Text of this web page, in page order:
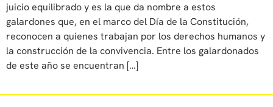
juicio equilibrado y es la que da nombre a estos
galardones que, en el marco del Día de la Constitución,
reconocen a quienes trabajan por los derechos humanos y
la construcción de la convivencia. Entre los galardonados
de este año se encuentran […]